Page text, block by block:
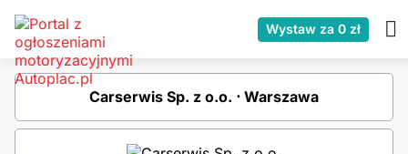
Wystaw za 0 zł
Carserwis Sp. z o.o. ⋅ Warszawa